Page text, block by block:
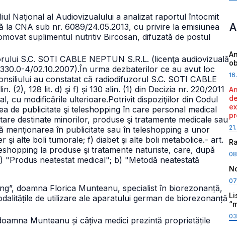
Naţional al Audiovizualului a analizat raportul întocmit
CNA sub nr. 6089/24.05.2013, cu privire la emisiunea
suplimentul nutritiv Bircosan, difuzată de postul
S.C. SOTI CABLE NEPTUN S.R.L. (licenţa audiovizuală
4/02.10.2007).În urma dezbaterilor ce au avut loc
au constatat că radiodifuzorul S.C. SOTI CABLE
(2), 128 lit. d) şi f) și 130 alin. (1) din Decizia nr. 220/2011
cu modificările ulterioare.Potrivit dispoziţiilor din Codul
de publicitate şi teleshopping în care personal medical
destinate minorilor, produse şi tratamente medicale sau
menţionarea în publicitate sau în teleshopping a unor
şi alte boli tumorale; f) diabet şi alte boli metabolice.- art.
la produse şi tratamente naturiste, care, după
"Produs neatestat medical"; b) "Metodă neatestată
doamna Florica Munteanu, specialist în biorezonanță,
de utilizare ale aparatului german de biorezonanță
Munteanu și câțiva medici prezintă proprietățile